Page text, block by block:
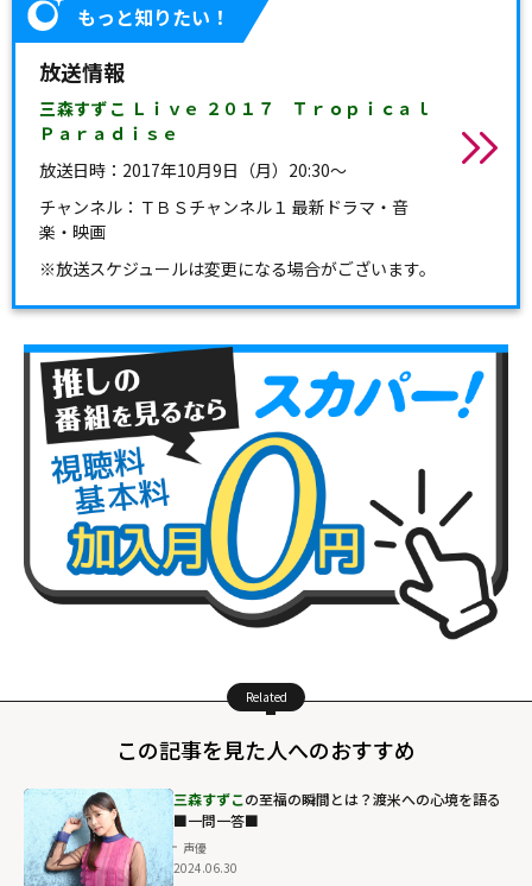
もっと知りたい！
放送情報
三森すずこ Ｌｉｖｅ ２０１７ Ｔｒｏｐｉｃａｌ
Ｐａｒａｄｉｓｅ
放送日時： 2017年10月9日（月）20:30～
チャンネル： ＴＢＳチャンネル１ 最新ドラマ・音
楽・映画
※放送スケジュールは変更になる場合がございます。
Related
この記事を見た人へのおすすめ
三森すずこの至福の瞬間とは？渡米への心境を語る
■一問一答■
声優
2024.06.30